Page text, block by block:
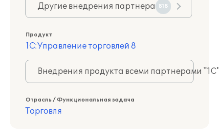
Другие внедрения партнера 818
Продукт
1С:Управление торговлей 8
Внедрения продукта всеми партнерами
Отрасль / Функциональная задача
Торговля